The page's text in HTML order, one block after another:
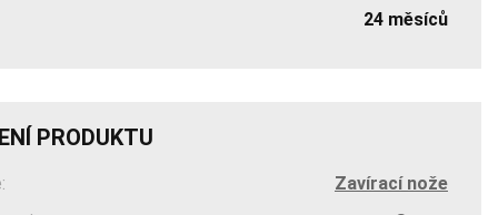
24 měsíců
PRODUKTU
Zavírací nože